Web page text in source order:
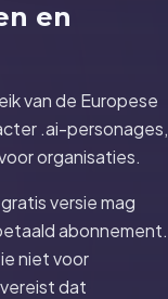
en
van de Europese
.ai-personages,
organisaties.
versie mag
abonnement.
niet voor
dat